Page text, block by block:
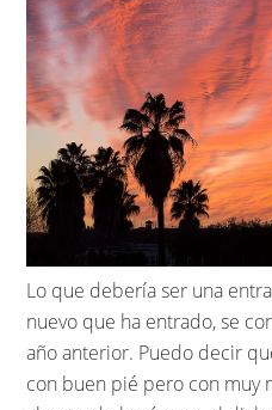
Lo que debería ser una
nuevo que ha entrado, se
año anterior. Puedo decir
con buen pié pero con muy